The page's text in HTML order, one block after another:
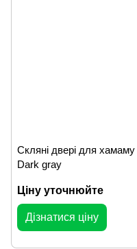
Скляні двері для
Dark gray
Ціну уточнюйте
Дізнатися ціну